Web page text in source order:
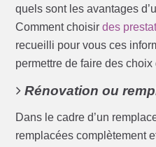
quels sont les avantages
Comment choisirdes
recueilli pour vous ces
permettre de faire des
Rénovation ou
Dans le cadre d’un
remplacées complètement